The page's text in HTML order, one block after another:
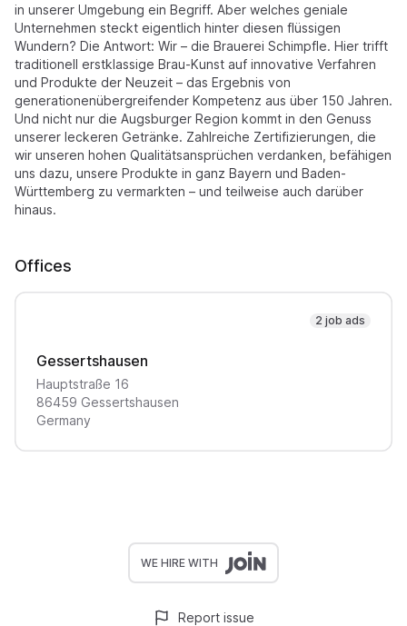
in unserer Umgebung ein Begriff. Aber welches geniale
Unternehmen steckt eigentlich hinter diesen flüssigen
Wundern? Die Antwort: Wir – die Brauerei Schimpfle. Hier trifft
traditionell erstklassige Brau-Kunst auf innovative Verfahren
und Produkte der Neuzeit – das Ergebnis von
generationenübergreifender Kompetenz aus über 150 Jahren.
Und nicht nur die Augsburger Region kommt in den Genuss
unserer leckeren Getränke. Zahlreiche Zertifizierungen, die
wir unseren hohen Qualitätsansprüchen verdanken, befähigen
uns dazu, unsere Produkte in ganz Bayern und Baden-
Württemberg zu vermarkten – und teilweise auch darüber
hinaus.
Offices
2 job ads
Gessertshausen
Hauptstraße 16
86459 Gessertshausen
Germany
WE HIRE WITH
Report issue